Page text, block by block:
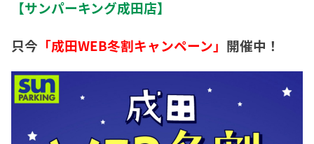
【サンパーキング成田店】
只今 「成田WEB冬割キャンペーン」 開催中！